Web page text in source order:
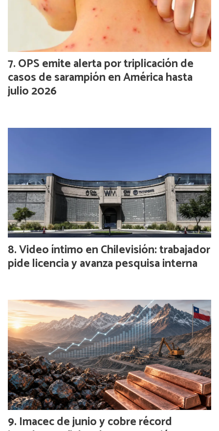
OPS emite alerta por triplicación de
casos de sarampión en América hasta
julio 2026
Video íntimo en Chilevisión: trabajador
pide licencia y avanza pesquisa interna
Imacec de junio y cobre récord